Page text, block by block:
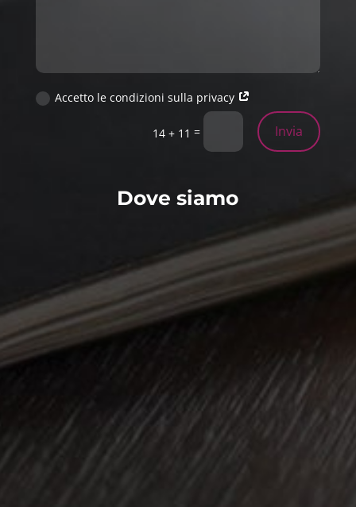
Accetto le condizioni sulla privacy
14 + 11 = Invia
Dove siamo